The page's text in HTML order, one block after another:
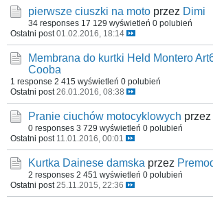
pierwsze ciuszki na moto przez Dimi
34 responses 17 129 wyświetleń 0 polubień
Ostatni post 01.02.2016, 18:14
Membrana do kurtki Held Montero
Cooba
1 response 2 415 wyświetleń 0 polubień
Ostatni post 26.01.2016, 08:38
Pranie ciuchów motocyklowych przez
0 responses 3 729 wyświetleń 0 polubień
Ostatni post 11.01.2016, 00:01
Kurtka Dainese damska przez
2 responses 2 451 wyświetleń 0 polubień
Ostatni post 25.11.2015, 22:36